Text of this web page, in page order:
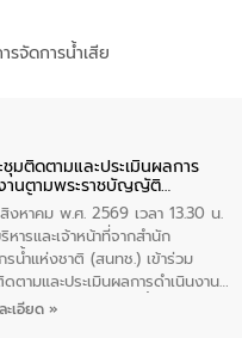
รจัดการน้ำเสีย
ชุมติดตามและประเมินผลการ
านตามพระราชบัญญัติ
รน้ำ พ.ศ. 2561 ประจำ
มาณ พ.ศ. 2569
งหาคม พ.ศ. 2569 เวลา 13.30 น.
ารและเจ้าหน้าที่จากสำนัก
รน้ำแห่งชาติ (สนทช.) เข้าร่วม
ตามและประเมินผลการดำเนินงาน
ราชบัญญัติทรัพยากรน้ำ พ.ศ. 2561
ะเอียด »